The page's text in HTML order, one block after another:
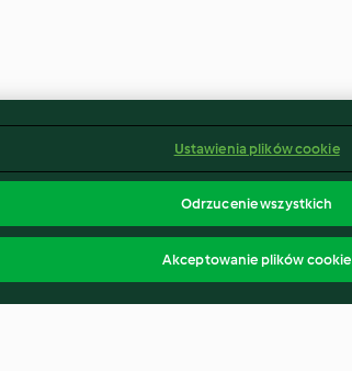
Ustawienia plików cookie
Odrzucenie wszystkich
Akceptowanie plików cookie